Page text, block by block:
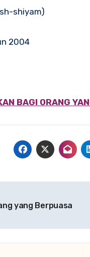
shiyam)
2004
BAGI ORANG
yang Berpuasa